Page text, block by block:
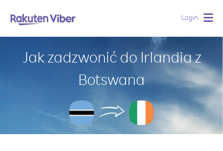
Login
Jak zadzwonić do Irlandia z
Botswana